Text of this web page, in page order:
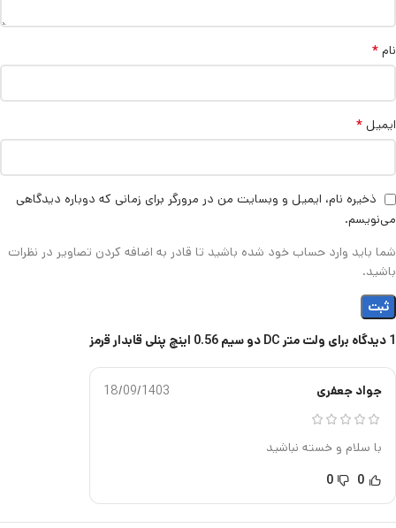
1 دیدگاه برای ولت متر DC دو سیم 0.56 اینچ پنلی قابدار قرمز
جواد جعفری 18/09/1403
با سلام و خسته نباشید
0
0
نام *
ایمیل *
ذخیره نام، ایمیل و وبسایت من در مرورگر برای زمانی که دوباره دیدگاهی
می‌نویسم.
شما باید وارد حساب خود شده باشید تا قادر به اضافه کردن تصاویر در نظرات
باشید.